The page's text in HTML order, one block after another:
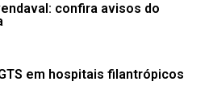
confira avisos do
em hospitais filantrópicos